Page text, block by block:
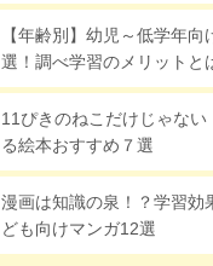
【年齢別】幼児～低学年向
選！調べ学習のメリットと
11ぴきのねこだけじゃない
る絵本おすすめ７選
漫画は知識の泉！？学習効
ども向けマンガ12選